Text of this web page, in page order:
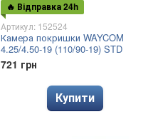
🔥 Відправка 24h
Артикул: 152524
Камера покришки WAYCOM
4.25/4.50-19 (110/90-19) STD
721 грн
Купити